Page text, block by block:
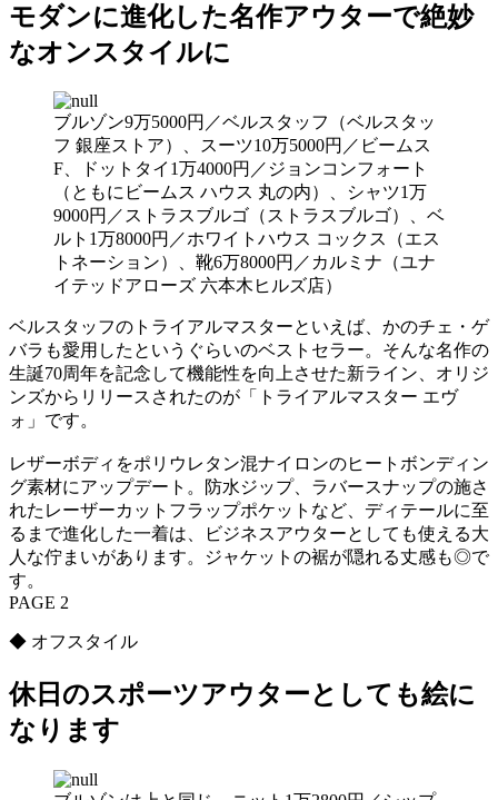
モダンに進化した名作アウターで絶妙
なオンスタイルに
ブルゾン9万5000円／ベルスタッフ（ベルスタッ
フ 銀座ストア）、スーツ10万5000円／ビームス
F、ドットタイ1万4000円／ジョンコンフォート
（ともにビームス ハウス 丸の内）、シャツ1万
9000円／ストラスブルゴ（ストラスブルゴ）、ベ
ルト1万8000円／ホワイトハウス コックス（エス
トネーション）、靴6万8000円／カルミナ（ユナ
イテッドアローズ 六本木ヒルズ店）
ベルスタッフのトライアルマスターといえば、かのチェ・ゲ
バラも愛用したというぐらいのベストセラー。そんな名作の
生誕70周年を記念して機能性を向上させた新ライン、オリジ
ンズからリリースされたのが「トライアルマスター エヴ
ォ」です。
レザーボディをポリウレタン混ナイロンのヒートボンディン
グ素材にアップデート。防水ジップ、ラバースナップの施さ
れたレーザーカットフラップポケットなど、ディテールに至
るまで進化した一着は、ビジネスアウターとしても使える大
人な佇まいがあります。ジャケットの裾が隠れる丈感も◎で
す。
PAGE 2
◆ オフスタイル
休日のスポーツアウターとしても絵に
なります